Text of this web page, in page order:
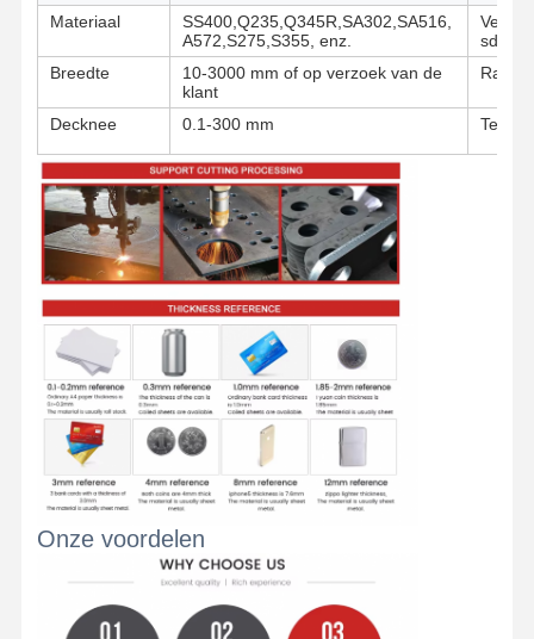
Materiaal
SS400,Q235,Q345R,SA302,SA516,
A572,S275,S355, enz.
sdienst
Breedte
10-3000 mm of op verzoek van de
klant
Decknee 0.1-300 mm
Onze voordelen